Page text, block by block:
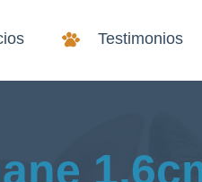
Testimonios